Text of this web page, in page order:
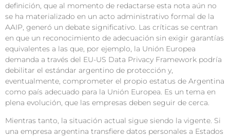
definición, que al momento de redactarse esta nota aún no
se ha materializado en un acto administrativo formal de la
AAIP, generó un debate significativo. Las críticas se centran
en que un reconocimiento de adecuación sin exigir garantías
equivalentes a las que, por ejemplo, la Unión Europea
demanda a través del EU-US Data Privacy Framework podría
debilitar el estándar argentino de protección y,
eventualmente, comprometer el propio estatus de Argentina
como país adecuado para la Unión Europea. Es un tema en
plena evolución, que las empresas deben seguir de cerca.
Mientras tanto, la situación actual sigue siendo la vigente. Si
una empresa argentina transfiere datos personales a Estados